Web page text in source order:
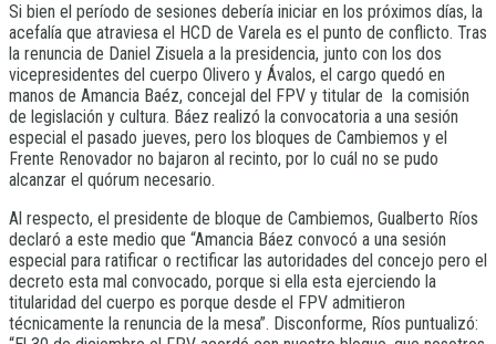
Si bien el período de sesiones debería iniciar en los próximos días, la
acefalía que atraviesa el HCD de Varela es el punto de conflicto. Tras
la renuncia de Daniel Zisuela a la presidencia, junto con los dos
vicepresidentes del cuerpo Olivero y Ávalos, el cargo quedó en
manos de Amancia Baéz, concejal del FPV y titular de la comisión
de legislación y cultura. Báez realizó la convocatoria a una sesión
especial el pasado jueves, pero los bloques de Cambiemos y el
Frente Renovador no bajaron al recinto, por lo cuál no se pudo
alcanzar el quórum necesario.
Al respecto, el presidente de bloque de Cambiemos, Gualberto Ríos
declaró a este medio que “Amancia Báez convocó a una sesión
especial para ratificar o rectificar las autoridades del concejo pero el
decreto esta mal convocado, porque si ella esta ejerciendo la
titularidad del cuerpo es porque desde el FPV admitieron
técnicamente la renuncia de la mesa”. Disconforme, Ríos puntualizó: